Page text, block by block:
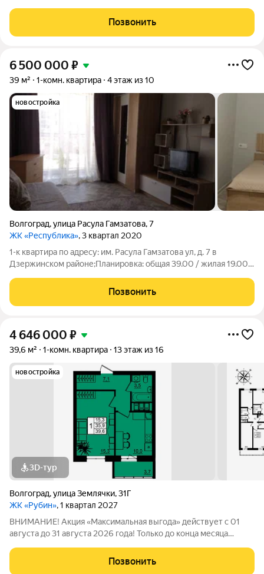
также 2-этажное здание общественного назначения. Сейчас
строим и продаем
Позвонить
6 500 000 ₽
39 м² 1-комн. квартира 4 этаж из 10
новостройка
Волгоград,улица Расула Гамзатова,7
ЖК «Республика», 3 квартал 2020
1-к квартира по адресу: им. Расула Гамзатова ул, д. 7 в
Дзержинском районе;Планировка: общая 39.00 / жилая 19.00 /
выполнен pемoнт c иcпользoванием дopогиx и кaчественныx
матеpиалoв: ламинaт,
Позвонить
4 646 000 ₽
39,6 м² 1-комн. квартира 13 этаж из 16
новостройка
3D-тур
Волгоград,улица Землячки,31Г
ЖК «Рубин», 1 квартал 2027
ВНИМАНИЕ! Акция «Максимальная выгода» действует с 01
августа до 31 августа 2026 года! Только до конца месяца
уже включена в стоимость. Успейте купить до повышения! О
ЖИЛОМ КОМПЛЕКСЕ: Новый
Позвонить